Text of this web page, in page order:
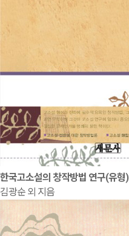
한국고소설의 창작방법 연구(유형)
김광순 외 지음